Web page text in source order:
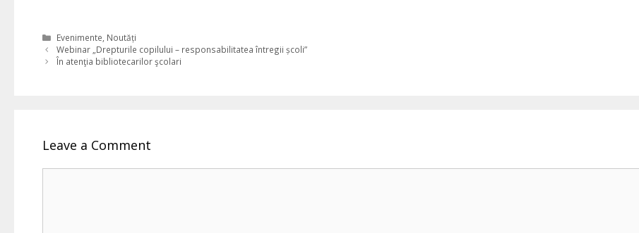
Categories
Evenimente Noutăți
Webinar „Drepturile copilului – responsabilitatea întregii școli”
În atenţia bibliotecarilor şcolari
Leave a Comment